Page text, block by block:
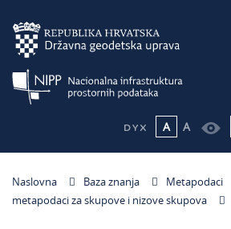
A A
Naslovna Baza znanja Metapodaci
metapodaci za skupove i nizove skupova